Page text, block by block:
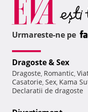
Urmareste-ne pe
Dragoste & Sex
Dragoste, Romantic,
Casatorie, Sex, Kama
Declaratii de dragoste